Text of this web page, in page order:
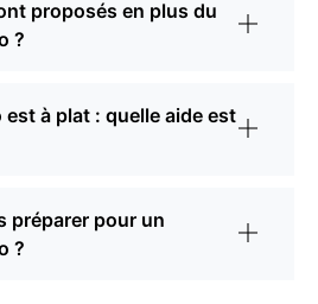
proposés en plus du
?
à plat : quelle aide est
préparer pour un
?